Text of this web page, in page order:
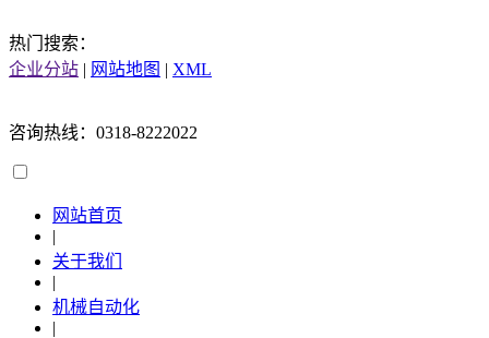
热门搜索：
企业分站 | 网站地图 | XML
咨询热线：0318-8222022
网站首页
|
关于我们
|
机械自动化
|